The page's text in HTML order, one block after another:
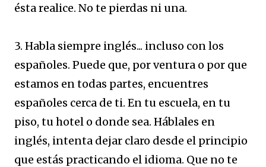
ésta realice. No te pierdas ni una.
3. Habla siempre inglés... incluso con los
españoles. Puede que, por ventura o por que
estamos en todas partes, encuentres
españoles cerca de ti. En tu escuela, en tu
piso, tu hotel o donde sea. Háblales en
inglés, intenta dejar claro desde el principio
que estás practicando el idioma. Que no te